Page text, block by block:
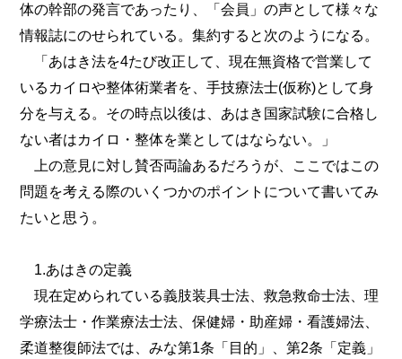
体の幹部の発言であったり、「会員」の声として様々な
情報誌にのせられている。集約すると次のようになる。
「あはき法を4たび改正して、現在無資格で営業して
いるカイロや整体術業者を、手技療法士(仮称)として身
分を与える。その時点以後は、あはき国家試験に合格し
ない者はカイロ・整体を業としてはならない。」
上の意見に対し賛否両論あるだろうが、ここではこの
問題を考える際のいくつかのポイントについて書いてみ
たいと思う。
1.あはきの定義
現在定められている義肢装具士法、救急救命士法、理
学療法士・作業療法士法、保健婦・助産婦・看護婦法、
柔道整復師法では、みな第1条「目的」、第2条「定義」